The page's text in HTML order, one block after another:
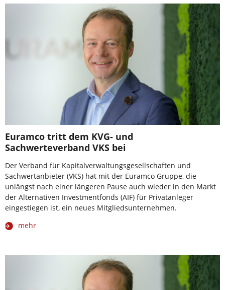
Euramco tritt dem KVG- und
Sachwerteverband VKS bei
Der Verband für Kapitalverwaltungsgesellschaften und
Sachwertanbieter (VKS) hat mit der Euramco Gruppe, die
unlängst nach einer längeren Pause auch wieder in den Markt
der Alternativen Investmentfonds (AIF) für Privatanleger
eingestiegen ist, ein neues Mitgliedsunternehmen.
mehr